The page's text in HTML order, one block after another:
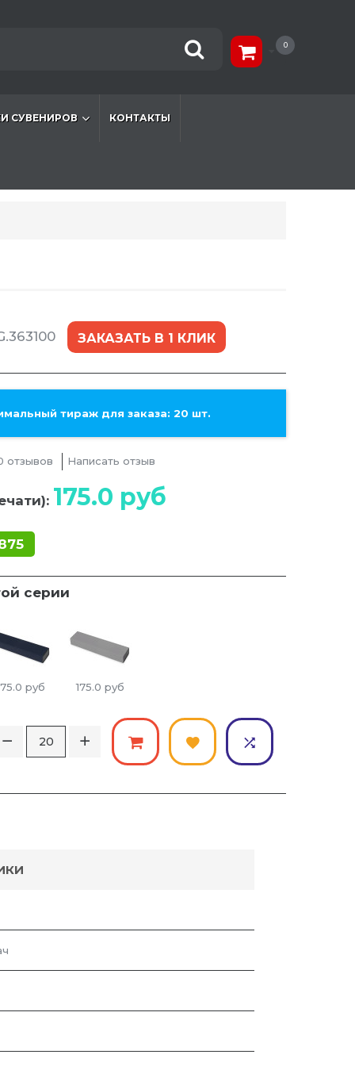
0
СУВЕНИРОВ КОНТАКТЫ
ЗАКАЗАТЬ В 1 КЛИК
тираж для заказа: 20 шт.
отзывов Написать отзыв
175.0 руб
серии
руб 175.0 руб